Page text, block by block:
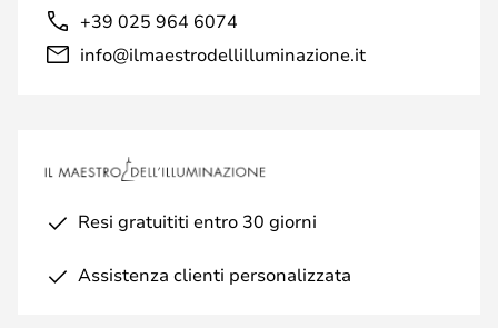
+39 025 964 6074
info@ilmaestrodellilluminazione.it
Resi gratuititi entro 30 giorni
Assistenza clienti personalizzata